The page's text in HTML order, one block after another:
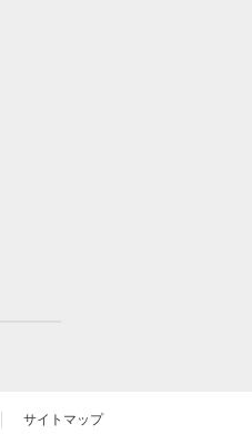
サイトマップ